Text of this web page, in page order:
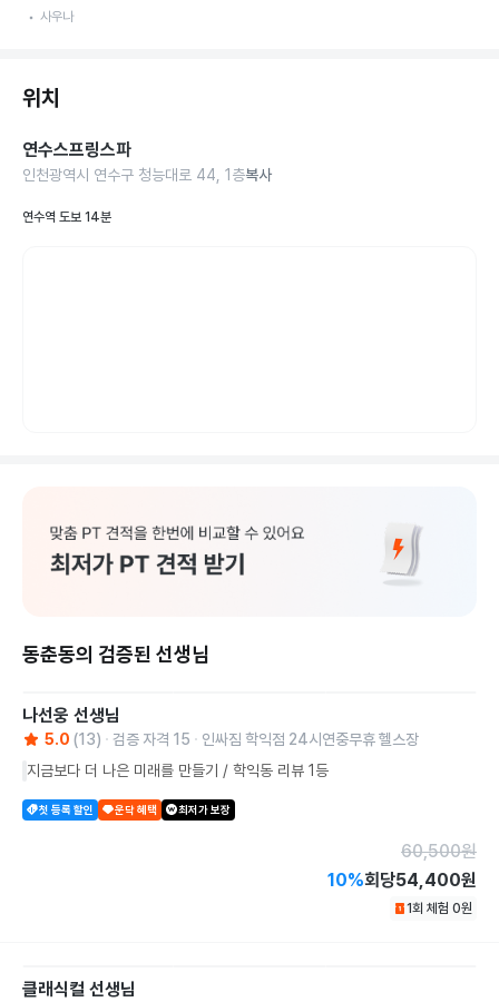
사우나
위치
연수스프링스파
인천광역시 연수구 청능대로 44, 1층복사
연수역 도보 14분
동춘동의 검증된 선생님
나선웅 선생님
5.0 (13) 검증 자격 15
인싸짐 학익점 24시연중무휴 헬스장
지금보다 더 나은 미래를 만들기 / 학익동 리뷰 1등
첫 등록 할인 운닥 혜택 최저가 보장
60,500원
10%회당54,400원
1회 체험 0원
클래식컬 선생님